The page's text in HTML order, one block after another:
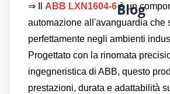
Blog
⇒ Il ABB LXN1604-6è un
automazione all'avanguardia che
perfettamente negli ambienti
Progettato con la rinomata
ingegneristica di ABB, questo
prestazioni, durata e adattabilità